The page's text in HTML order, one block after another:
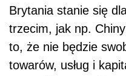
Brytania stanie się
trzecim, jak np.
to, że nie będzie
towarów, usług i